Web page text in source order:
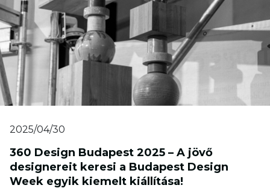
2025/04/30
360 Design Budapest 2025 – A jövő
designereit keresi a Budapest Design
Week egyik kiemelt kiállítása!